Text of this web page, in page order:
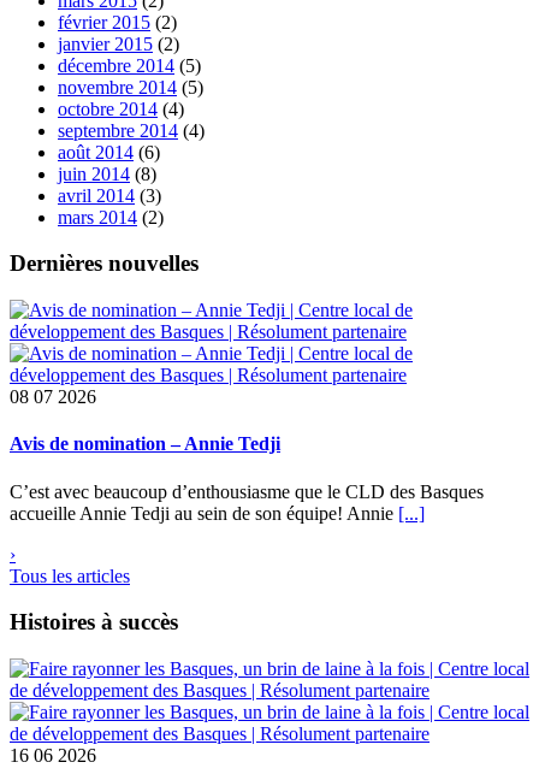
février 2015 (2)
janvier 2015 (2)
décembre 2014 (5)
novembre 2014 (5)
octobre 2014 (4)
septembre 2014 (4)
août 2014 (6)
juin 2014 (8)
avril 2014 (3)
mars 2014 (2)
Dernières nouvelles
08 07 2026
Avis de nomination – Annie Tedji
C’est avec beaucoup d’enthousiasme que le CLD des Basques
accueille Annie Tedji au sein de son équipe! Annie [...]
›
Tous les articles
Histoires à succès
16 06 2026